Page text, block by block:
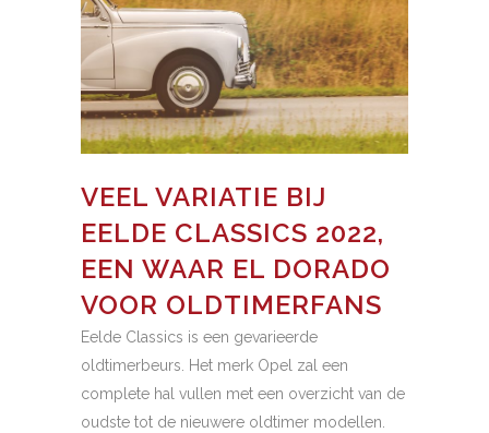
VEEL VARIATIE BIJ
EELDE CLASSICS 2022,
EEN WAAR EL DORADO
VOOR OLDTIMERFANS
Eelde Classics is een gevarieerde
oldtimerbeurs. Het merk Opel zal een
complete hal vullen met een overzicht van de
oudste tot de nieuwere oldtimer modellen.